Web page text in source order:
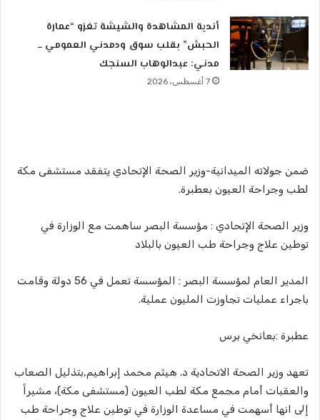
أندية المشاهدة والشيشة تغزو “عمارة
الحبش” بقلب سوق ودمدني العمومي ــ
مدني: عبدالوهاب السنجك
7 أغسطس، 2026
ضمن جولاته الميدانية-وزير الصحة الإتحادي يتفقد مستشفى مكة
لطب وجراحة العيون بعطبرة.
وزير الصحة الإتحادي : مؤسسة البصر ساهمت مع الوزارة في
توطين علاج وجراحة طب العيون بالبلاد
المدير العام لمؤسسة البصر : المؤسسة تعمل في 56 دولة وقامت
باجراء عمليات تجاوزت المليون عملية.
عطبرة :بعانخي برس
تعهد وزير الصحة الاتحادية د. هيثم محمد إبراهيم,بتذليل الصعاب
والعقبات أمام مجمع مكة لطب العيون (مستشفى مكة)، مشيراً
إلى انها أسهمت في مساعدة الوزارة في توطين علاج وجراحة طب